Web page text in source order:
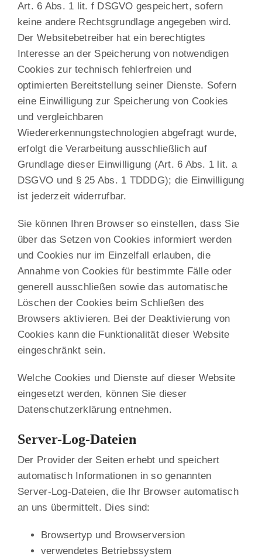
Art. 6 Abs. 1 lit. f DSGVO gespeichert, sofern
keine andere Rechtsgrundlage angegeben wird.
Der Websitebetreiber hat ein berechtigtes
Interesse an der Speicherung von notwendigen
Cookies zur technisch fehlerfreien und
optimierten Bereitstellung seiner Dienste. Sofern
eine Einwilligung zur Speicherung von Cookies
und vergleichbaren
Wiedererkennungstechnologien abgefragt wurde,
erfolgt die Verarbeitung ausschließlich auf
Grundlage dieser Einwilligung (Art. 6 Abs. 1 lit. a
DSGVO und § 25 Abs. 1 TDDDG); die Einwilligung
ist jederzeit widerrufbar.
Sie können Ihren Browser so einstellen, dass Sie
über das Setzen von Cookies informiert werden
und Cookies nur im Einzelfall erlauben, die
Annahme von Cookies für bestimmte Fälle oder
generell ausschließen sowie das automatische
Löschen der Cookies beim Schließen des
Browsers aktivieren. Bei der Deaktivierung von
Cookies kann die Funktionalität dieser Website
eingeschränkt sein.
Welche Cookies und Dienste auf dieser Website
eingesetzt werden, können Sie dieser
Datenschutzerklärung entnehmen.
Server-Log-Dateien
Der Provider der Seiten erhebt und speichert
automatisch Informationen in so genannten
Server-Log-Dateien, die Ihr Browser automatisch
an uns übermittelt. Dies sind:
Browsertyp und Browserversion
verwendetes Betriebssystem